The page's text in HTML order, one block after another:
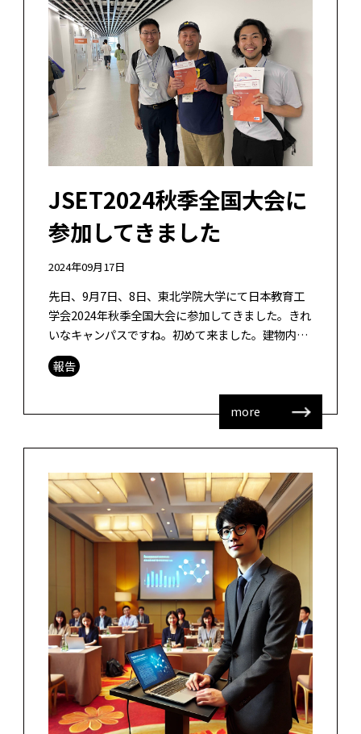
JSET2024秋季全国大会に
参加してきました
2024年09月17日
先日、9月7日、8日、東北学院大学にて日本教育工
学会2024年秋季全国大会に参加してきました。きれ
いなキャンパスですね。初めて来ました。建物内に
エスカレーターがある！！駅近だし、いいな
あ・・・ キャンパスに入ると、久しぶ […]
報告
more